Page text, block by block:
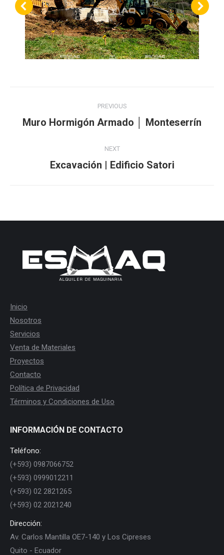
navigation
PREVIOUS
Previous
Muro Hormigón Armado │ Monteserrín
NEXT
Next
Excavación | Edificio Satori
Inicio
Nosotros
Servicios
Venta de Materiales
Proyectos
Contacto
Política de Privacidad
Términos y Condiciones de Uso
INFORMACIÓN DE CONTACTO
Teléfono:
(+593) 0987066752
(+593) 0999012211
(+593) 02 2821265
(+593) 02 2021240
Dirección:
Av. Carlos Mantilla OE7-140 y Los Cipreses
Quito - Ecuador